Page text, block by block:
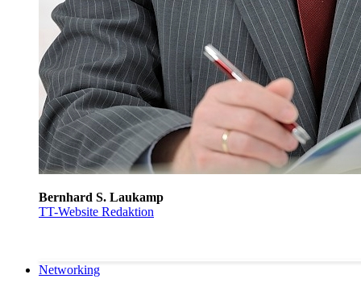
Bernhard S. Laukamp
TT-Website Redaktion
Networking